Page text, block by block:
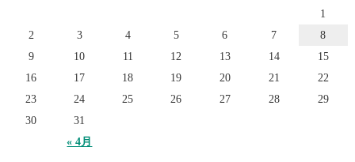
« 4月
1
2
3 4 5 6 7
8
9
10 11 12 13 14
15
16
17 18 19 20 21
22
23
24 25 26 27 28
29
30
31